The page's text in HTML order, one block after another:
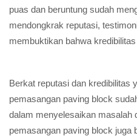
puas dan beruntung sudah
mendongkrak reputasi,
membuktikan bahwa
Berkat reputasi dan kredibilitas
pemasangan paving block
dalam menyelesaikan masalah
pemasangan paving block juga